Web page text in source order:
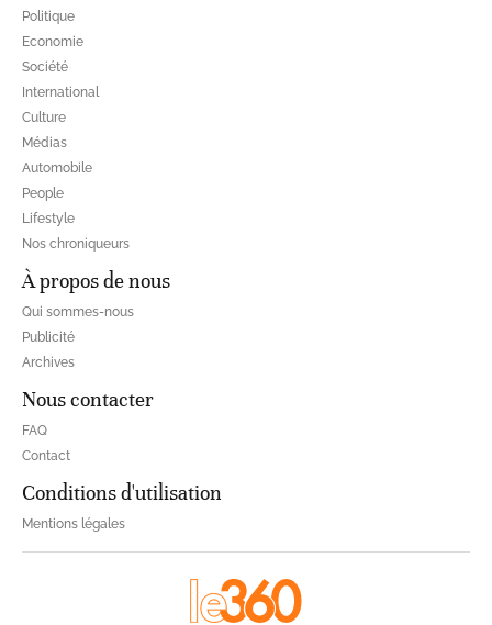
Politique
Economie
Société
International
Culture
Médias
Automobile
People
Lifestyle
Nos chroniqueurs
À propos de nous
Qui sommes-nous
Publicité
Archives
Nous contacter
FAQ
Contact
Conditions d'utilisation
Mentions légales